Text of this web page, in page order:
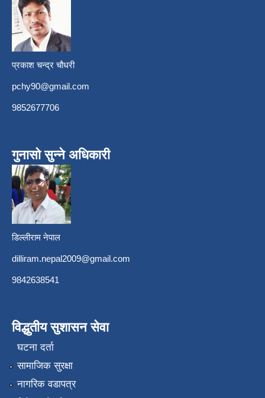
प्रकाश चन्द्र चौधरी
pchy90@gmail.com
9852677706
गुनासो सुन्ने अधिकारी
डिल्लीराम नेपाल
dilliram.nepal2009@gmail.com
9842638541
विद्धुतीय सुशासन सेवा
घटना दर्ता
सामाजिक सुरक्षा
नागरिक वडापत्र